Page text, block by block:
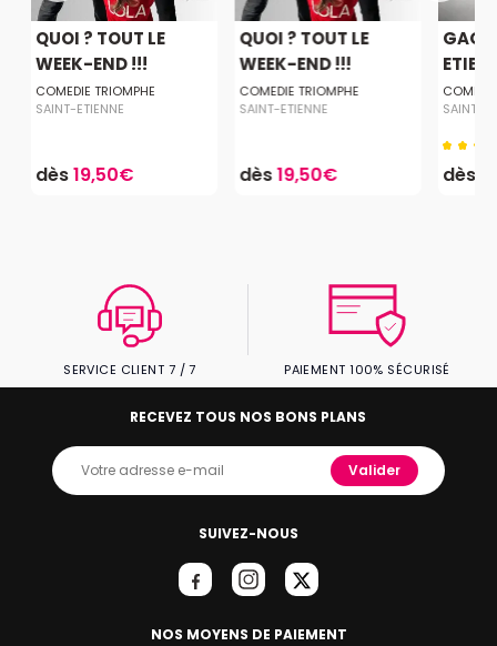
QUOI ? TOUT LE
WEEK-END !!!
COMEDIE TRIOMPHE
SAINT-ETIENNE
dès19,50€
QUOI ? TOUT LE
WEEK-END !!!
COMEDIE TRIOMPHE
SAINT-ETIENNE
dès19,50€
SAINT-
dès
SERVICE CLIENT 7 / 7 PAIEMENT 100% SÉCURISÉ
SUIVEZ-NOUS
NOS MOYENS DE PAIEMENT
RECEVEZ TOUS NOS BONS PLANS
Valider